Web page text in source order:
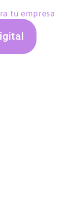
tu empresa